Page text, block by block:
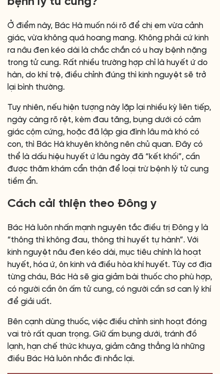
Ở điểm này, Bác Hà muốn nói rõ để chị em vừa cảnh
giác, vừa không quá hoang mang. Không phải cứ kinh
ra nâu đen kéo dài là chắc chắn có u hay bệnh nặng
trong tử cung. Rất nhiều trường hợp chỉ là huyết ứ do
hàn, do khí trệ, điều chỉnh đúng thì kinh nguyệt sẽ trở
lại bình thường.
Tuy nhiên, nếu hiện tượng này lặp lại nhiều kỳ liên tiếp,
ngày càng rõ rệt, kèm đau tăng, bụng dưới có cảm
giác cộm cứng, hoặc đã lập gia đình lâu mà khó có
con, thì Bác Hà khuyên không nên chủ quan. Đây có
thể là dấu hiệu huyết ứ lâu ngày đã “kết khối”, cần
được thăm khám cẩn thận để loại trừ bệnh lý tử cung
tiềm ẩn.
Cách cải thiện theo Đông y
Bác Hà luôn nhấn mạnh nguyên tắc điều trị Đông y là
“thông thì không đau, thông thì huyết tự hành”. Với
kinh nguyệt nâu đen kéo dài, mục tiêu chính là hoạt
huyết, hóa ứ, ôn kinh và điều hòa khí huyết. Tùy cơ địa
từng cháu, Bác Hà sẽ gia giảm bài thuốc cho phù hợp,
có người cần ôn ấm tử cung, có người cần sơ can lý khí
để giải uất.
Bên cạnh dùng thuốc, việc điều chỉnh sinh hoạt đóng
vai trò rất quan trọng. Giữ ấm bụng dưới, tránh đồ
lạnh, hạn chế thức khuya, giảm căng thẳng là những
điều Bác Hà luôn nhắc đi nhắc lại.